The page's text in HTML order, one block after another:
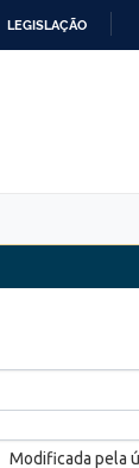
LEGISLAÇÃO